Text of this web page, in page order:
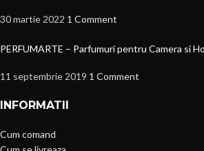
30 martie 2022 1 Comment
PERFUMARTE – Parfumuri pentru Camera si
11 septembrie 2019 1 Comment
INFORMATII
Cum comand